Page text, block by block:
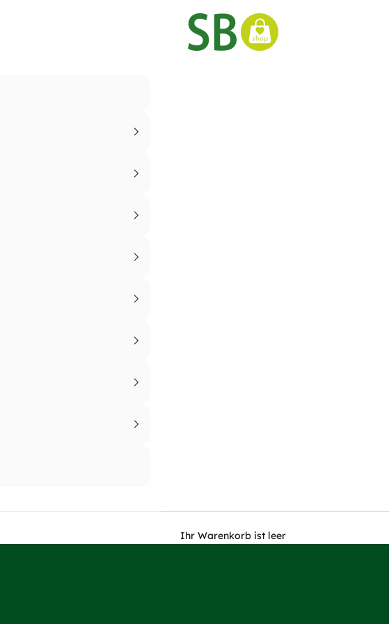
Schwabo Shop
Ihr Warenkorb ist leer